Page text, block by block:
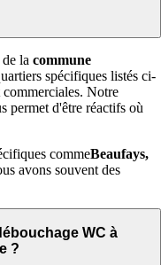
la commune
spécifiques listés ci-
commerciales. Notre
permet d'être réactifs où
commeBeaufays,
avons souvent des
WC à
?